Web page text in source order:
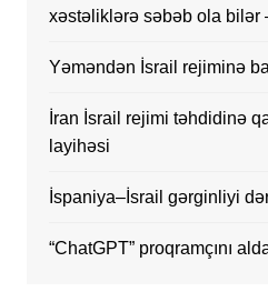
xəstəliklərə səbəb ola
Yəməndən İsrail rejiminə
İran İsrail rejimi təhdidinə
layihəsi
İspaniya–İsrail gərginliyi
“ChatGPT” proqramçını